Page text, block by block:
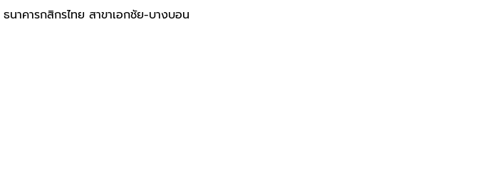
าคารกสิกรไทย สาขาเอกชัย-บางบอน